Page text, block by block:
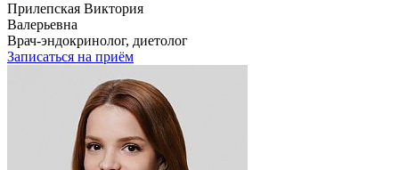
Прилепская Виктория
Валерьевна
Врач-эндокринолог, диетолог
Записаться на приём